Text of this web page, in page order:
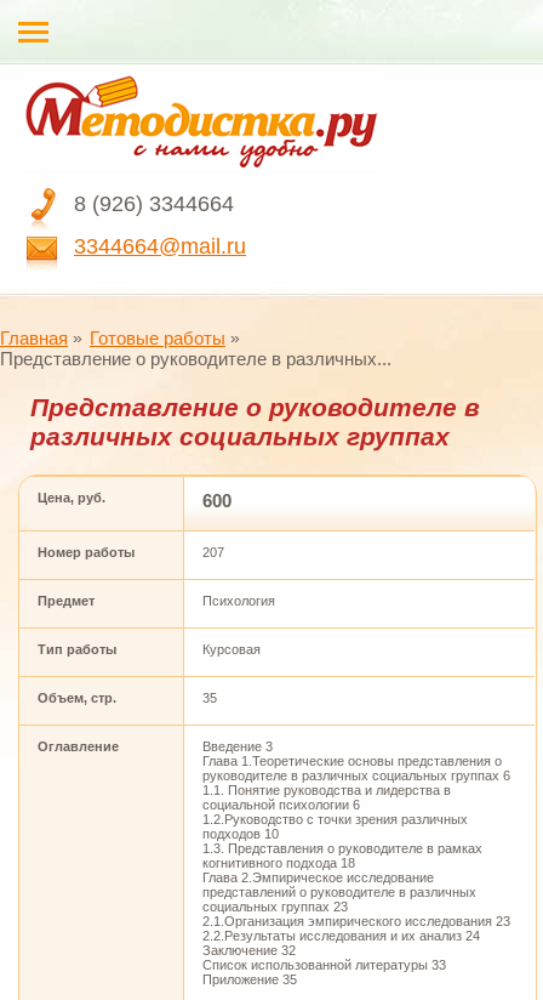
8 (926) 3344664
3344664@mail.ru
Главная
Готовые работы
Представление о руководителе в различных...
Представление о руководителе в
различных социальных группах
Цена, руб. 600
Номер работы 207
Предмет Психология
Тип работы Курсовая
Объем, стр. 35
Оглавление
Введение 3
Глава 1.Теоретические основы представления о
руководителе в различных социальных группах 6
1.1. Понятие руководства и лидерства в
социальной психологии 6
1.2.Руководство с точки зрения различных
подходов 10
1.3. Представления о руководителе в рамках
когнитивного подхода 18
Глава 2.Эмпирическое исследование
представлений о руководителе в различных
социальных группах 23
2.1.Организация эмпирического исследования 23
2.2.Результаты исследования и их анализ 24
Заключение 32
Список использованной литературы 33
Приложение 35